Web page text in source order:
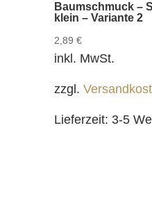
Baumschmuck –
klein – Variante 2
2,89 €
inkl. MwSt.
zzgl.
Lieferzeit: 3-5